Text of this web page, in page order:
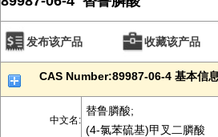
发布该产品 收藏该产品
CAS Number:89987-06-4 基本信息
中文名:
替鲁膦酸;
(4-氯苯硫基)甲叉二膦酸